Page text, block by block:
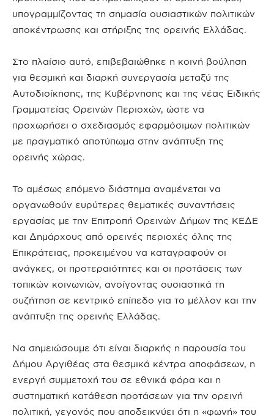
υπογραμμίζοντας τη σημασία ουσιαστικών πολιτικών
αποκέντρωσης και στήριξης της ορεινής Ελλάδας.
Στο πλαίσιο αυτό, επιβεβαιώθηκε η κοινή βούληση
για θεσμική και διαρκή συνεργασία μεταξύ της
Αυτοδιοίκησης, της Κυβέρνησης και της νέας Ειδικής
Γραμματείας Ορεινών Περιοχών, ώστε να
προχωρήσει ο σχεδιασμός εφαρμόσιμων πολιτικών
με πραγματικό αποτύπωμα στην ανάπτυξη της
ορεινής χώρας.
Το αμέσως επόμενο διάστημα αναμένεται να
οργανωθούν ευρύτερες θεματικές συναντήσεις
εργασίας με την Επιτροπή Ορεινών Δήμων της ΚΕΔΕ
και Δημάρχους από ορεινές περιοχές όλης της
Επικράτειας, προκειμένου να καταγραφούν οι
ανάγκες, οι προτεραιότητες και οι προτάσεις των
τοπικών κοινωνιών, ανοίγοντας ουσιαστικά τη
συζήτηση σε κεντρικό επίπεδο για το μέλλον και την
ανάπτυξη της ορεινής Ελλάδας.
Να σημειώσουμε ότι είναι διαρκής η παρουσία του
Δήμου Αργιθέας στα θεσμικά κέντρα αποφάσεων, η
ενεργή συμμετοχή του σε εθνικά φόρα και η
συστηματική κατάθεση προτάσεων για την ορεινή
πολιτική, γεγονός που αποδεικνύει ότι η «φωνή» του